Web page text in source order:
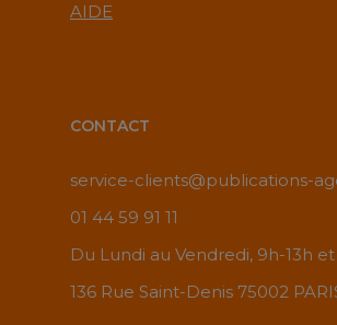
AIDE
CONTACT
service-clients@publications-
01 44 59 91 11
Du Lundi au Vendredi, 9h-13h et
136 Rue Saint-Denis 75002